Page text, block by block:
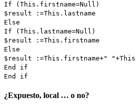
If ( This . firstname=Null )
$result :=This . lastname
Else
If ( This .lastname=Null )
$result :=This . firstname
Else
$result :=This . firstname+" "+This
End if
End if
¿Expuesto, local … o no?